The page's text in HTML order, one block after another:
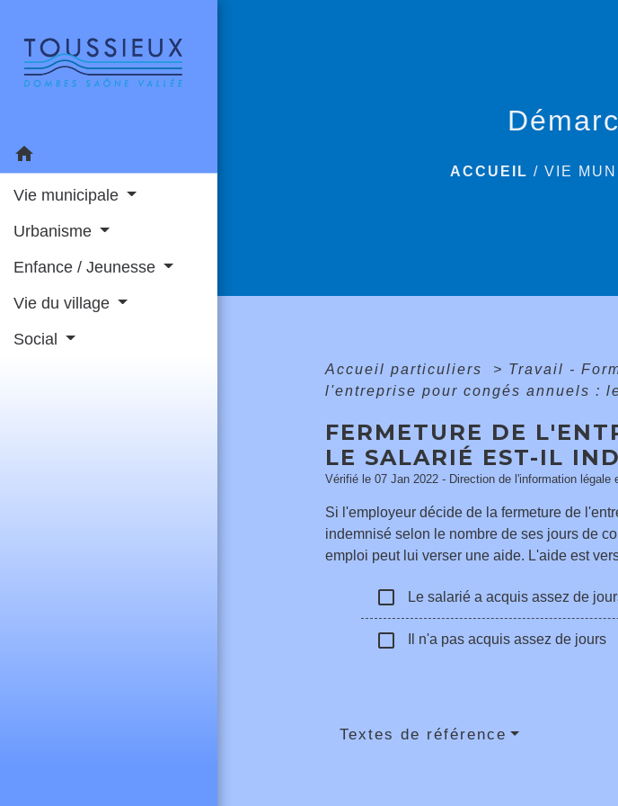
home
Vie municipale
Urbanisme
Enfance / Jeunesse
Vie du village
Social
ACCUEIL /VIE
Accueil particuliers > Travail -
l'entreprise pour congés annuels :
FERMETURE DE
LE SALARIÉ EST-IL
Vérifié le 07 Jan 2022 - Direction de l'information
Si l'employeur décide de la fermeture de
indemnisé selon le nombre de ses jours de
emploi peut lui verser une aide. L'aide est
check_box_outline_blank Le salarié a acquis assez de
check_box_outline_blank Il n'a pas acquis assez de jours
Textes de référence